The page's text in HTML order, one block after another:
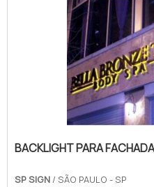
também é
luminosa” e, devido ao
do item, ele se destaca
formas de
convencionais, displays e
BACKLIGHT PARA FACHADA
SP SIGN / SÃO PAULO - SP